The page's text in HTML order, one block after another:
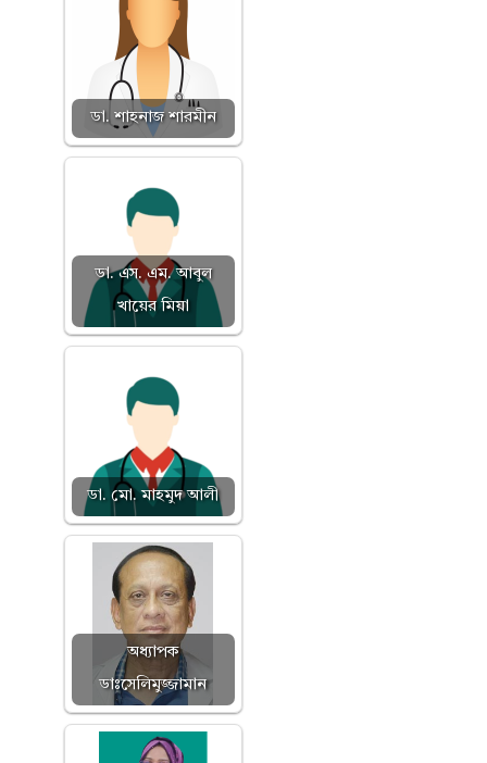
ডা. শাহনাজ শারমীন
ডা. এস. এম. আবুল
খায়ের মিয়া
ডা. মো. মাহমুদ আলী
অধ্যাপক
ডাঃসেলিমুজ্জামান